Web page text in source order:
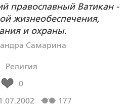
православный Ватикан -
жизнеобеспечения,
и охраны.
Самарина
Религия
0
177